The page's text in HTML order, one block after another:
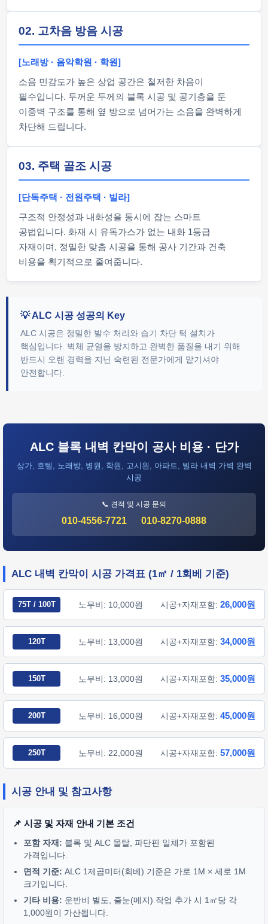
02. 고차음 방음 시공
[노래방 · 음악학원 · 학원]
소음 민감도가 높은 상업 공간은 철저한 차음이
필수입니다. 두꺼운 두께의 블록 시공 및 공기층을 둔
이중벽 구조를 통해 옆 방으로 넘어가는 소음을 완벽하게
차단해 드립니다.
03. 주택 골조 시공
[단독주택 · 전원주택 · 빌라]
구조적 안정성과 내화성을 동시에 잡는 스마트
공법입니다. 화재 시 유독가스가 없는 내화 1등급
자재이며, 정밀한 맞춤 시공을 통해 공사 기간과 건축
비용을 획기적으로 줄여줍니다.
💡 ALC 시공 성공의 Key
ALC 시공은 정밀한 발수 처리와 습기 차단 턱 설치가
핵심입니다. 벽체 균열을 방지하고 완벽한 품질을 내기 위해
반드시 오랜 경력을 지닌 숙련된 전문가에게 맡기셔야
안전합니다.
ALC 블록 내벽 칸막이 공사 비용 · 단가
상가, 호텔, 노래방, 병원, 학원, 고시원, 아파트, 빌라 내벽 가벽 완벽
시공
📞 견적 및 시공 문의
010-4556-7721 010-8270-0888
ALC 내벽 칸막이 시공 가격표 (1㎡ / 1회베 기준)
75T / 100T 노무비: 10,000원 시공+자재포함: 26,000원
120T 노무비: 13,000원 시공+자재포함: 34,000원
150T 노무비: 13,000원 시공+자재포함: 35,000원
200T 노무비: 16,000원 시공+자재포함: 45,000원
250T 노무비: 22,000원 시공+자재포함: 57,000원
시공 안내 및 참고사항
📌 시공 및 자재 안내 기본 조건
포함 자재: 블록 및 ALC 몰탈, 파단핀 일체가 포함된
가격입니다.
면적 기준: ALC 1제곱미터(회베) 기준은 가로 1M × 세로 1M
크기입니다.
기타 비용: 운반비 별도, 줄눈(메지) 작업 추가 시 1㎡당 각
1,000원이 가산됩니다.